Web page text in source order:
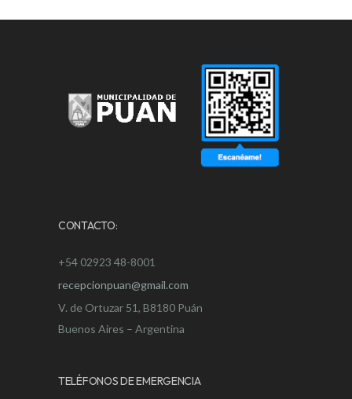
CONTACTO:
+54 02923 48-8001
recepcionpuan@gmail.com
V. de Ortuzar 51, B8180 Puán
Buenos Aires – Argentina
TELÉFONOS DE EMERGENCIA